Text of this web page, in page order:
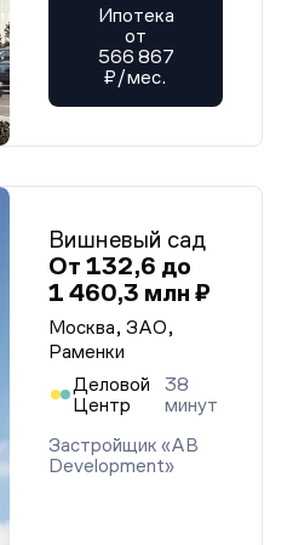
Ипотека
от
566 867
₽/мес.
Вишневый сад
От 132,6 до
1 460,3 млн ₽
Москва, ЗАО,
Раменки
Деловой
Центр
38
минут
Застройщик «AB
Development»